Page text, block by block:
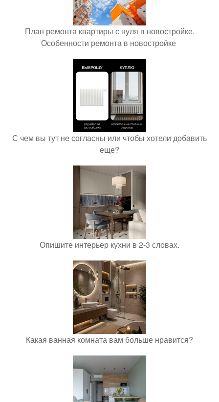
План ремонта квартиры с нуля в новостройке.
Особенности ремонта в новостройке
С чем вы тут не согласны или чтобы хотели добавить
еще?
Опишите интерьер кухни в 2-3 словах.
Какая ванная комната вам больше нравится?